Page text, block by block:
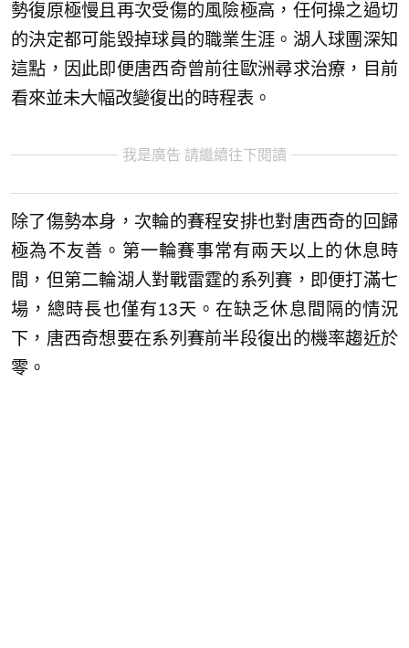
勢復原極慢且再次受傷的風險極高，任何操之過切
的決定都可能毀掉球員的職業生涯。湖人球團深知
這點，因此即便唐西奇曾前往歐洲尋求治療，目前
看來並未大幅改變復出的時程表。
我是廣告 請繼續往下閱讀
除了傷勢本身，次輪的賽程安排也對唐西奇的回歸
極為不友善。第一輪賽事常有兩天以上的休息時
間，但第二輪湖人對戰雷霆的系列賽，即便打滿七
場，總時長也僅有13天。在缺乏休息間隔的情況
下，唐西奇想要在系列賽前半段復出的機率趨近於
零。